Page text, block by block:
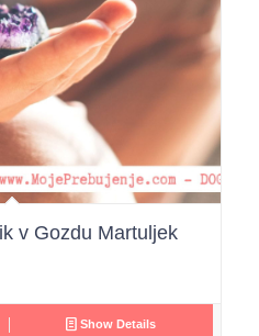
v Gozdu Martuljek
Show Details